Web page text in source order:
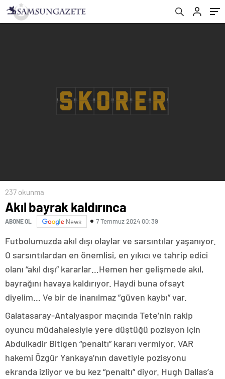
237 okunma
Akıl bayrak kaldırınca
ABONE OL News 7 Temmuz 2024 00:39
Futbolumuzda akıl dışı olaylar ve sarsıntılar yaşanıyor.
O sarsıntılardan en önemlisi, en yıkıcı ve tahrip edici
olanı “akıl dışı” kararlar…Hemen her gelişmede akıl,
bayrağını havaya kaldırıyor. Haydi buna ofsayt
diyelim… Ve bir de inanılmaz ”güven kaybı” var.
Galatasaray-Antalyaspor maçında Tete’nin rakip
oyuncu müdahalesiyle yere düştüğü pozisyon için
Abdulkadir Bitigen “penaltı” kararı vermiyor. VAR
hakemi Özgür Yankaya’nın davetiyle pozisyonu
ekranda izliyor ve bu kez “penaltı” diyor. Hugh Dallas’a